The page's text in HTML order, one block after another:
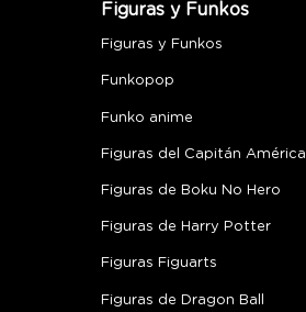
Figuras y Funkos
Figuras y Funkos
Funkopop
Funko anime
Figuras del Capitán América
Figuras de Boku No Hero
Figuras de Harry Potter
Figuras Figuarts
Figuras de Dragon Ball